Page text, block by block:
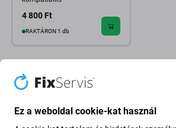
4 800 Ft
RAKTÁRON 1 db
Ez a weboldal cookie-kat használ